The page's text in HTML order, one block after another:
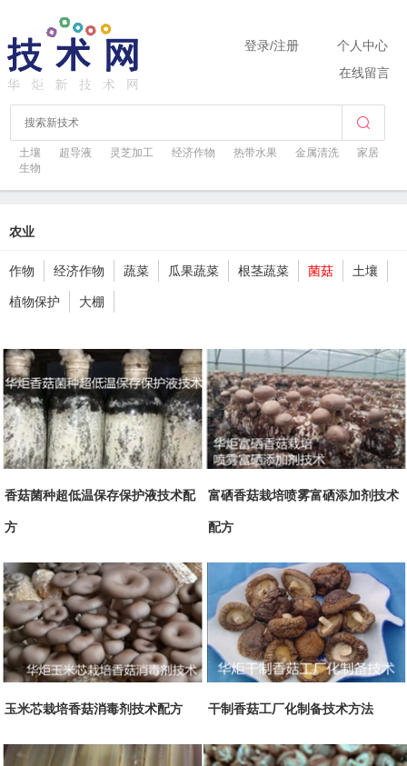
土壤 超导液 灵芝加工 经济作物 热带水果 金属清洗
家居
生物
登录/注册
个人中心
在线留言
农业
作物 经济作物 蔬菜 瓜果蔬菜 根茎蔬菜 菌菇 土壤
植物保护 大棚
香菇菌种超低温保存保护液技术配
方
富硒香菇栽培喷雾富硒添加剂技术
配方
玉米芯栽培香菇消毒剂技术配方 干制香菇工厂化制备技术方法